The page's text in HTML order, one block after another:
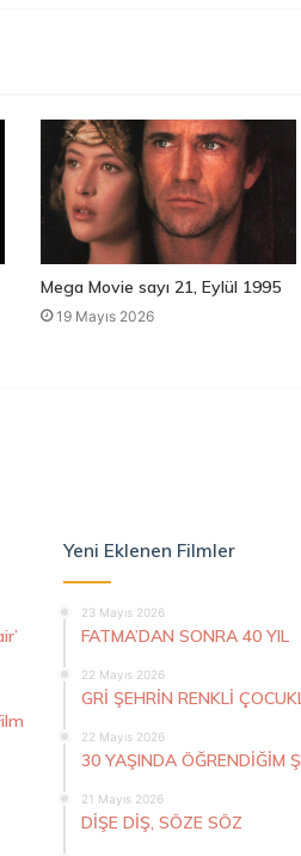
Mega Movie sayı 21, Eylül 1995
19 Mayıs 2026
Yeni Eklenen Filmler
23 Mayıs 2026
FATMA’DAN SONRA 40 YIL
22 Mayıs 2026
GRİ ŞEHRİN RENKLİ
22 Mayıs 2026
30 YAŞINDA ÖĞRENDİĞİM
21 Mayıs 2026
DİŞE DİŞ, SÖZE SÖZ